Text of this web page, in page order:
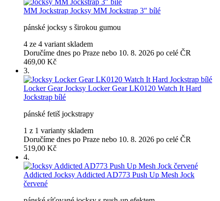
MM Jockstrap Jocksy MM Jockstrap 3″ bílé
pánské jocksy s širokou gumou
4 ze 4 variant skladem
Doručíme dnes po Praze nebo 10. 8. 2026 po celé ČR
469,00 Kč
3.
Locker Gear Jocksy Locker Gear LK0120 Watch It Hard
Jockstrap bílé
pánské fetiš jockstrapy
1 z 1 varianty skladem
Doručíme dnes po Praze nebo 10. 8. 2026 po celé ČR
519,00 Kč
4.
Addicted Jocksy Addicted AD773 Push Up Mesh Jock
červené